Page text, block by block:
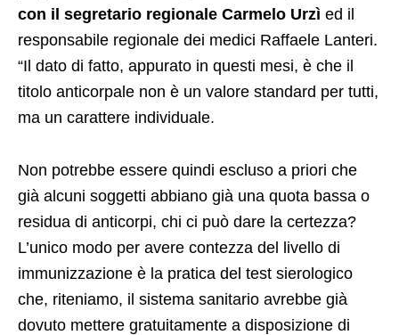
con il segretario regionale Carmelo Urzì ed il
responsabile regionale dei medici Raffaele Lanteri.
“Il dato di fatto, appurato in questi mesi, è che il
titolo anticorpale non è un valore standard per tutti,
ma un carattere individuale.
Non potrebbe essere quindi escluso a priori che
già alcuni soggetti abbiano già una quota bassa o
residua di anticorpi, chi ci può dare la certezza?
L’unico modo per avere contezza del livello di
immunizzazione è la pratica del test sierologico
che, riteniamo, il sistema sanitario avrebbe già
dovuto mettere gratuitamente a disposizione di